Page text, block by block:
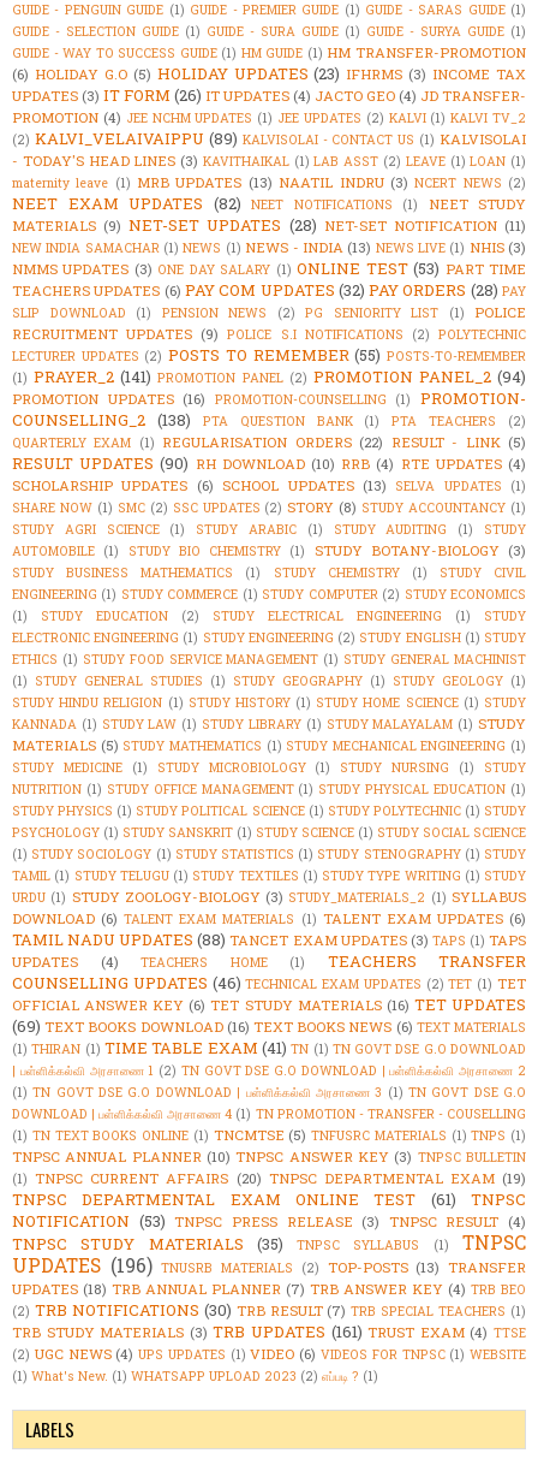
GUIDE - PENGUIN GUIDE (1) GUIDE - PREMIER GUIDE (1) GUIDE - SARAS GUIDE (1)
GUIDE - SELECTION GUIDE (1) GUIDE - SURA GUIDE (1) GUIDE - SURYA GUIDE (1)
GUIDE - WAY TO SUCCESS GUIDE (1) HM GUIDE (1) HM TRANSFER-PROMOTION
(6) HOLIDAY G.O (5) HOLIDAY UPDATES (23) IFHRMS (3) INCOME TAX
UPDATES (3) IT FORM (26) IT UPDATES (4) JACTO GEO (4) JD TRANSFER-
PROMOTION (4) JEE NCHM UPDATES (1) JEE UPDATES (2) KALVI (1) KALVI TV_2
(2) KALVI_VELAIVAIPPU (89) KALVISOLAI - CONTACT US (1) KALVISOLAI
- TODAY'S HEAD LINES (3) KAVITHAIKAL (1) LAB ASST (2) LEAVE (1) LOAN (1)
maternity leave (1) MRB UPDATES (13) NAATIL INDRU (3) NCERT NEWS (2)
NEET EXAM UPDATES (82) NEET NOTIFICATIONS (1)
NEET STUDY
MATERIALS (9) NET-SET UPDATES (28) NET-SET NOTIFICATION (11)
NEW INDIA SAMACHAR (1) NEWS (1) NEWS - INDIA (13) NEWS LIVE (1) NHIS (3)
NMMS UPDATES (3) ONE DAY SALARY (1) ONLINE TEST (53) PART TIME
TEACHERS UPDATES (6) PAY COM UPDATES (32) PAY ORDERS (28) PAY
SLIP DOWNLOAD
(1) PENSION NEWS (2) PG SENIORITY LIST (1)
POLICE
RECRUITMENT UPDATES (9) POLICE S.I NOTIFICATIONS (2) POLYTECHNIC
LECTURER UPDATES (2) POSTS TO REMEMBER (55) POSTS-TO-REMEMBER
(1) PRAYER_2 (141) PROMOTION PANEL (2) PROMOTION PANEL_2 (94)
PROMOTION UPDATES (16) PROMOTION-COUNSELLING (1)
PROMOTION-
COUNSELLING_2 (138) PTA QUESTION BANK (1) PTA TEACHERS
(2)
QUARTERLY EXAM (1) REGULARISATION ORDERS (22) RESULT - LINK (5)
RESULT UPDATES (90) RH DOWNLOAD (10) RRB (4) RTE UPDATES (4)
SCHOLARSHIP UPDATES (6) SCHOOL UPDATES (13) SELVA UPDATES
(1)
SHARE NOW (1) SMC (2) SSC UPDATES (2) STORY (8) STUDY ACCOUNTANCY (1)
STUDY AGRI SCIENCE
(1) STUDY ARABIC (1) STUDY AUDITING (1)
STUDY
AUTOMOBILE (1) STUDY BIO CHEMISTRY (1) STUDY BOTANY-BIOLOGY (3)
STUDY BUSINESS MATHEMATICS (1) STUDY CHEMISTRY (1)
STUDY CIVIL
ENGINEERING (1) STUDY COMMERCE (1) STUDY COMPUTER (2) STUDY ECONOMICS
(1)
STUDY EDUCATION (2) STUDY ELECTRICAL ENGINEERING (1)
STUDY
ELECTRONIC ENGINEERING (1) STUDY ENGINEERING (2) STUDY ENGLISH (1) STUDY
ETHICS (1) STUDY FOOD SERVICE MANAGEMENT (1) STUDY GENERAL MACHINIST
(1) STUDY GENERAL STUDIES (1) STUDY GEOGRAPHY (1) STUDY GEOLOGY (1)
STUDY HINDU RELIGION (1) STUDY HISTORY (1) STUDY HOME SCIENCE (1) STUDY
KANNADA (1) STUDY LAW (1) STUDY LIBRARY (1) STUDY MALAYALAM (1) STUDY
MATERIALS (5) STUDY MATHEMATICS (1) STUDY MECHANICAL ENGINEERING (1)
STUDY MEDICINE
(1) STUDY MICROBIOLOGY (1) STUDY NURSING (1)
STUDY
NUTRITION (1) STUDY OFFICE MANAGEMENT (1) STUDY PHYSICAL EDUCATION (1)
STUDY PHYSICS (1) STUDY POLITICAL SCIENCE (1) STUDY POLYTECHNIC (1) STUDY
PSYCHOLOGY (1) STUDY SANSKRIT (1) STUDY SCIENCE (1) STUDY SOCIAL SCIENCE
(1) STUDY SOCIOLOGY (1) STUDY STATISTICS (1) STUDY STENOGRAPHY (1) STUDY
TAMIL (1) STUDY TELUGU (1) STUDY TEXTILES (1) STUDY TYPE WRITING (1) STUDY
URDU (1) STUDY ZOOLOGY-BIOLOGY (3) STUDY_MATERIALS_2 (1) SYLLABUS
DOWNLOAD (6) TALENT EXAM MATERIALS (1) TALENT EXAM UPDATES (6)
TAMIL NADU UPDATES (88) TANCET EXAM UPDATES (3) TAPS (1) TAPS
UPDATES
(4) TEACHERS HOME (1)
TEACHERS TRANSFER
COUNSELLING UPDATES (46) TECHNICAL EXAM UPDATES (2) TET (1) TET
OFFICIAL ANSWER KEY (6) TET STUDY MATERIALS (16) TET UPDATES
(69) TEXT BOOKS DOWNLOAD (16) TEXT BOOKS NEWS (6) TEXT MATERIALS
(1) THIRAN (1) TIME TABLE EXAM (41) TN (1) TN GOVT DSE G.O DOWNLOAD
| பள்ளிக்கல்வி அரசாணை 1 (2) TN GOVT DSE G.O DOWNLOAD | பள்ளிக்கல்வி அரசாணை 2
(1) TN GOVT DSE G.O DOWNLOAD | பள்ளிக்கல்வி அரசாணை 3 (1) TN GOVT DSE G.O
DOWNLOAD | பள்ளிக்கல்வி அரசாணை 4 (1) TN PROMOTION - TRANSFER - COUSELLING
(1) TN TEXT BOOKS ONLINE (1) TNCMTSE (5) TNFUSRC MATERIALS (1) TNPS (1)
TNPSC ANNUAL PLANNER (10) TNPSC ANSWER KEY (3) TNPSC BULLETIN
(1) TNPSC CURRENT AFFAIRS (20) TNPSC DEPARTMENTAL EXAM (19)
TNPSC DEPARTMENTAL EXAM ONLINE TEST (61)
TNPSC
NOTIFICATION (53) TNPSC PRESS RELEASE (3) TNPSC RESULT (4)
TNPSC STUDY MATERIALS (35) TNPSC SYLLABUS (1)
TNPSC
UPDATES (196) TNUSRB MATERIALS (2) TOP-POSTS (13) TRANSFER
UPDATES (18) TRB ANNUAL PLANNER (7) TRB ANSWER KEY (4) TRB BEO
(2) TRB NOTIFICATIONS (30) TRB RESULT (7) TRB SPECIAL TEACHERS (1)
TRB STUDY MATERIALS (3) TRB UPDATES (161) TRUST EXAM (4) TTSE
(2) UGC NEWS (4) UPS UPDATES (1) VIDEO (6) VIDEOS FOR TNPSC (1) WEBSITE
(1) What's New. (1) WHATSAPP UPLOAD 2023 (2) எப்படி ? (1)
LABELS